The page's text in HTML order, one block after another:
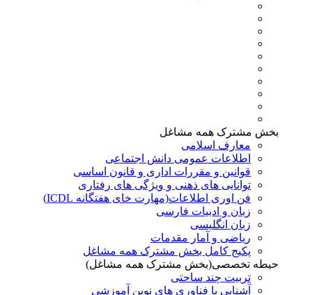
بخش مشترک همه مشاغل
معارف اسلامی
اطلاعات عمومی دانش اجتماعی
قوانین و مقررات اداری و قانون اساسی
توانایی های ذهنی و ویژگی های رفتاری
فن اوری اطلاعات(مهارت خای هفتگانه ICDL)
زبان و ادبیات فارسی
زبان انگلیسی
ریاضی و آمار مقدمات
پکیج کامل بخش مشترک همه مشاغل
حیطه تخصصی(بخش مشترک همه مشاغل)
تربیت چند ساحتی
آشنایی با فناوری های نوین آموزشی